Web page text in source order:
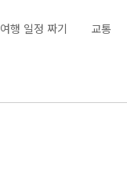
여행 일정 짜기 교통